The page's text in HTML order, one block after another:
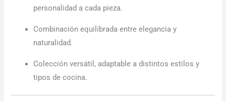
personalidad a cada pieza.
Combinación equilibrada entre elegancia y
naturalidad.
Colección versátil, adaptable a distintos estilos y
tipos de cocina.